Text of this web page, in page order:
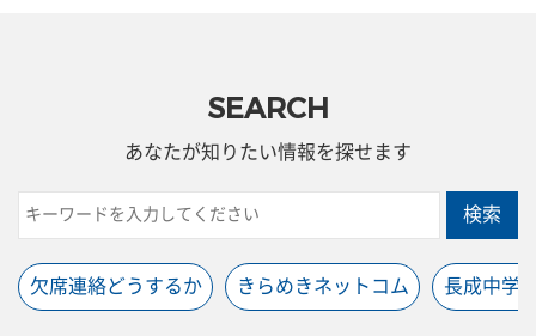
SEARCH
あなたが知りたい情報を探せます
検索
欠席連絡どうするか きらめきネットコム 長成中学